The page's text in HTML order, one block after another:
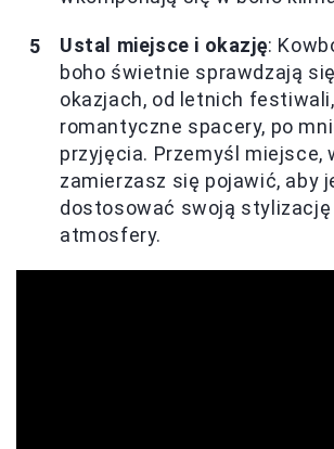
Ustal miejsce i okazję:
boho świetnie sprawdzają
okazjach, od letnich
romantyczne spacery, po
przyjęcia. Przemyśl miejsce,
zamierzasz się pojawić, aby
dostosować swoją stylizację
atmosfery.